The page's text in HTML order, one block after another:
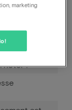
later ?
mon
?
marketing